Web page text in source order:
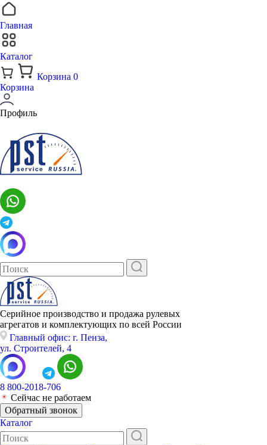
Главная
Каталог
Корзина 0
Корзина
Профиль
Серийное производство и продажа рулевых
агрегатов и комплектующих по всей России
Главный офис: г. Пенза,
ул. Строителей, 4
8 800-2018-706
Сейчас не работаем
Обратный звонок
Каталог